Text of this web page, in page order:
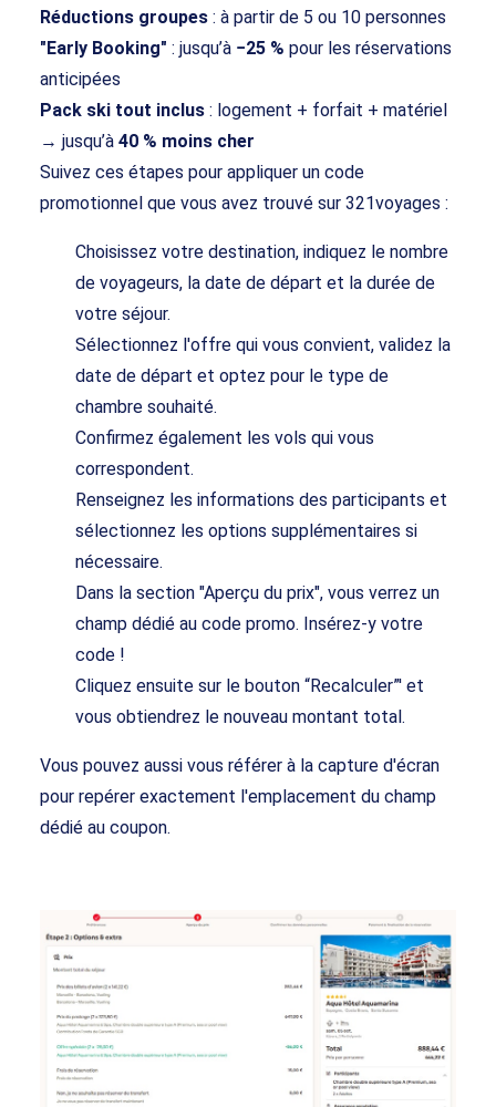
Réductions groupes : à partir de 5 ou 10 personnes
"Early Booking" : jusqu’à −25 % pour les réservations
anticipées
Pack ski tout inclus : logement + forfait + matériel
→ jusqu’à 40 % moins cher
Suivez ces étapes pour appliquer un code
promotionnel que vous avez trouvé sur 321voyages :
Choisissez votre destination, indiquez le nombre
de voyageurs, la date de départ et la durée de
votre séjour.
Sélectionnez l'offre qui vous convient, validez la
date de départ et optez pour le type de
chambre souhaité.
Confirmez également les vols qui vous
correspondent.
Renseignez les informations des participants et
sélectionnez les options supplémentaires si
nécessaire.
Dans la section "Aperçu du prix", vous verrez un
champ dédié au code promo. Insérez-y votre
code !
Cliquez ensuite sur le bouton “Recalculer”' et
vous obtiendrez le nouveau montant total.
Vous pouvez aussi vous référer à la capture d'écran
pour repérer exactement l'emplacement du champ
dédié au coupon.